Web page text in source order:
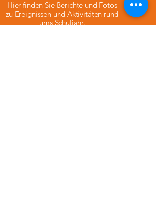
Hier finden Sie Berichte und Fotos
zu Ereignissen und Aktivitäten rund
ums Schuljahr.